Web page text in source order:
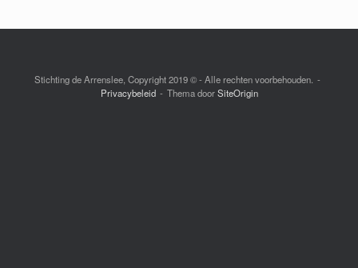
Stichting de Arrenslee, Copyright 2019 © - Alle rechten voorbehouden.
Privacybeleid
Thema doorSiteOrigin